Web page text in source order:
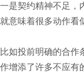
一是契约精神不足，
就意味着很多动作看
比如投前明确的合
作增添了许多不应有